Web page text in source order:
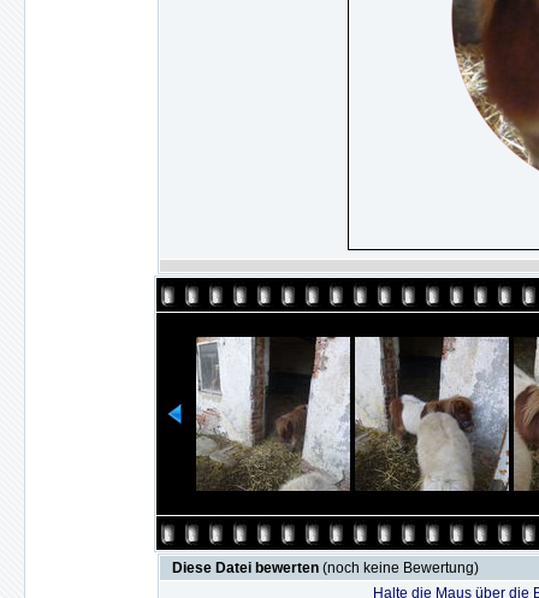
Diese Datei bewerten (noch keine Bewertung)
Halte die Maus über die